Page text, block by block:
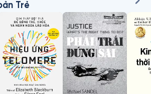
Ngọc Tư được tái bản nhiều lần và
tiếng Anh, tiếng Thụy Điển, tiếng Đức.
Trẻ